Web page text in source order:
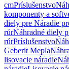
cmPríslušenstvo
komponenty a
diely pre Náradie
rúrNáhradné diely
rúrPríslušenstvo
Geberit Mepla
lisovacie náradie